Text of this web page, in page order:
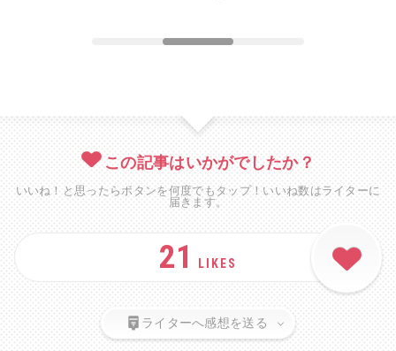
この記事はいかがでしたか？
いいね！と思ったらボタンを何度でもタップ！いいね数はライターに
届きます。
21 LIKES
ライターへ感想を送る